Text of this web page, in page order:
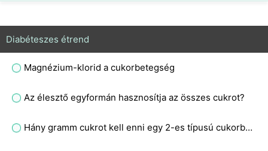
Diabéteszes étrend
Magnézium-klorid a cukorbetegség
Az élesztő egyformán hasznosítja az összes cukrot?
Hány gramm cukrot kell enni egy 2-es típusú cukorbetegnek egy nap?